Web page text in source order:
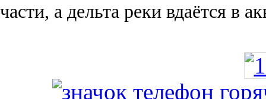
части, а дельта реки вда­ётся в